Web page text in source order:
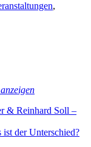
,
& Reinhard Soll –
ist der Unterschied?